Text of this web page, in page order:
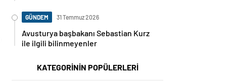
GÜNDEM 31 Temmuz 2026
Avusturya başbakanı Sebastian Kurz
ile ilgili bilinmeyenler
KATEGORİNİN POPÜLERLERİ